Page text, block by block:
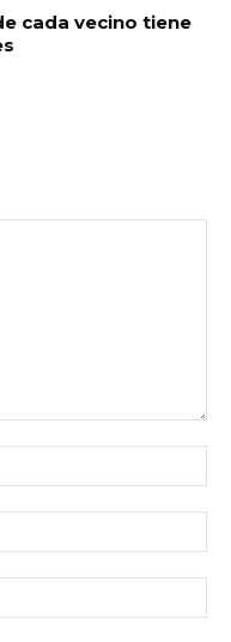
cada vecino tiene